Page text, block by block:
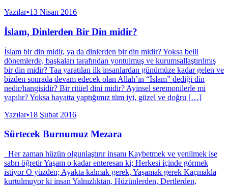
Yazılar•13 Nisan 2016
İslam, Dinlerden Bir Din midir?
İslam bir din midir, ya da dinlerden bir din midir? Yoksa belli
dönemlerde, başkaları tarafından yontulmuş ve kurumsallaştırılmış
bir din midir? Taa yaratılan ilk insanlardan günümüze kadar gelen ve
bizden sonrada devam edecek olan Allah’ın “İslam” dediği din
nedir/hangisidir? Bir ritüel dini midir? Ayinsel seremonilerle mi
yapılır? Yoksa hayatta yaptığımız tüm iyi, güzel ve doğru […]
Yazılar•18 Şubat 2016
Sürtecek Burnumuz Mezara
Her zaman hüzün olgunlaştırır insanı Kaybetmek ve yenilmek ise
sabrı öğretir Yaşam o kadar enteresan ki; Herkesi içinde görmek
istiyor O yüzden; Ayakta kalmak gerek, Yaşamak gerek Kaçmakla
kurtulmuyor ki insan Yalnızlıktan, Hüzünlerden, Dertlerden,